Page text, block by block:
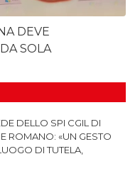
DEVE
SOLA
DELLO SPI CGIL DI
ROMANO: «UN GESTO
DI TUTELA,